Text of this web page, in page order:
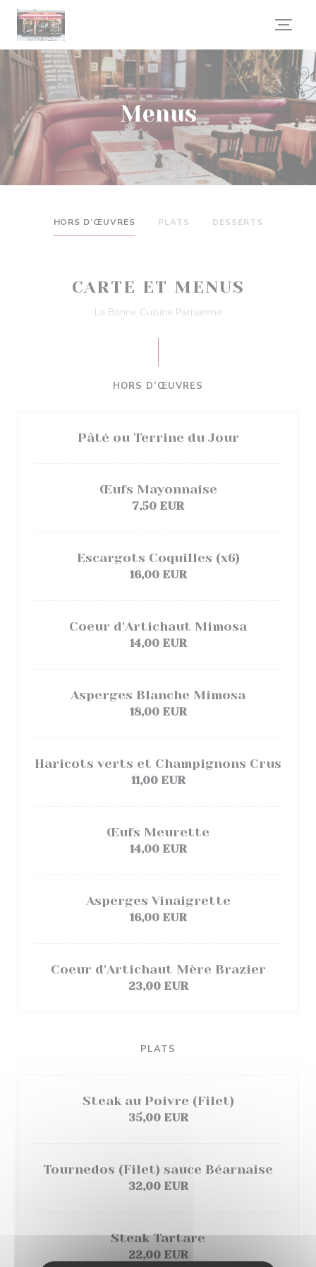
Painel de Gerenciamento de Cookies
Menus
HORS D’ŒUVRES PLATS DESSERTS
CARTE ET MENUS
La Bonne Cuisine Parisienne
HORS D’ŒUVRES
Pâté ou Terrine du Jour
Œufs Mayonnaise
7,50 EUR
Escargots Coquilles (x6)
16,00 EUR
Coeur d'Artichaut Mimosa
14,00 EUR
Asperges Blanche Mimosa
18,00 EUR
Haricots verts et Champignons Crus
11,00 EUR
Œufs Meurette
14,00 EUR
Asperges Vinaigrette
16,00 EUR
Coeur d'Artichaut Mère Brazier
23,00 EUR
PLATS
Steak au Poivre (Filet)
35,00 EUR
Tournedos (Filet) sauce Béarnaise
32,00 EUR
Steak Tartare
22,00 EUR